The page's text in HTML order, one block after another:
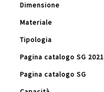
Dimensione
Materiale
Tipologia
Pagina catalogo SG 2021
Pagina catalogo SG